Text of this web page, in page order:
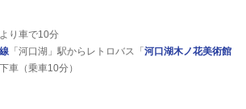
り車で10分
「河口湖」駅からレトロバス「河口湖木ノ花美術館
車（乗車10分）